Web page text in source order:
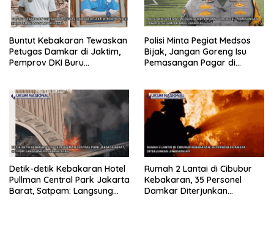
Buntut Kebakaran Tewaskan
Petugas Damkar di Jaktim,
Pemprov DKI Buru
Polisi Minta Pegiat Medsos
Bijak, Jangan Goreng Isu
Pemasangan Pagar di
Detik-detik Kebakaran Hotel
Pullman Central Park Jakarta
Barat, Satpam: Langsung
Rumah 2 Lantai di Cibubur
Kebakaran, 35 Personel
Damkar Diterjunkan